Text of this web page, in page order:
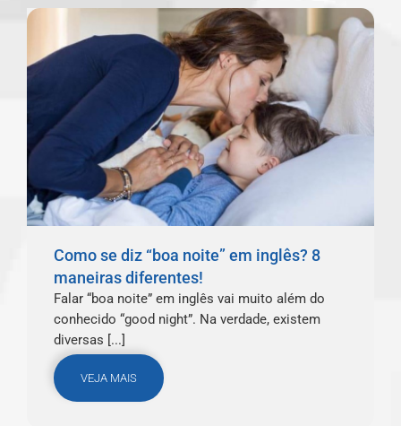
Como se diz “boa noite” em inglês? 8
maneiras diferentes!
Falar “boa noite” em inglês vai muito além do
conhecido “good night”. Na verdade, existem
diversas [...]
VEJA MAIS